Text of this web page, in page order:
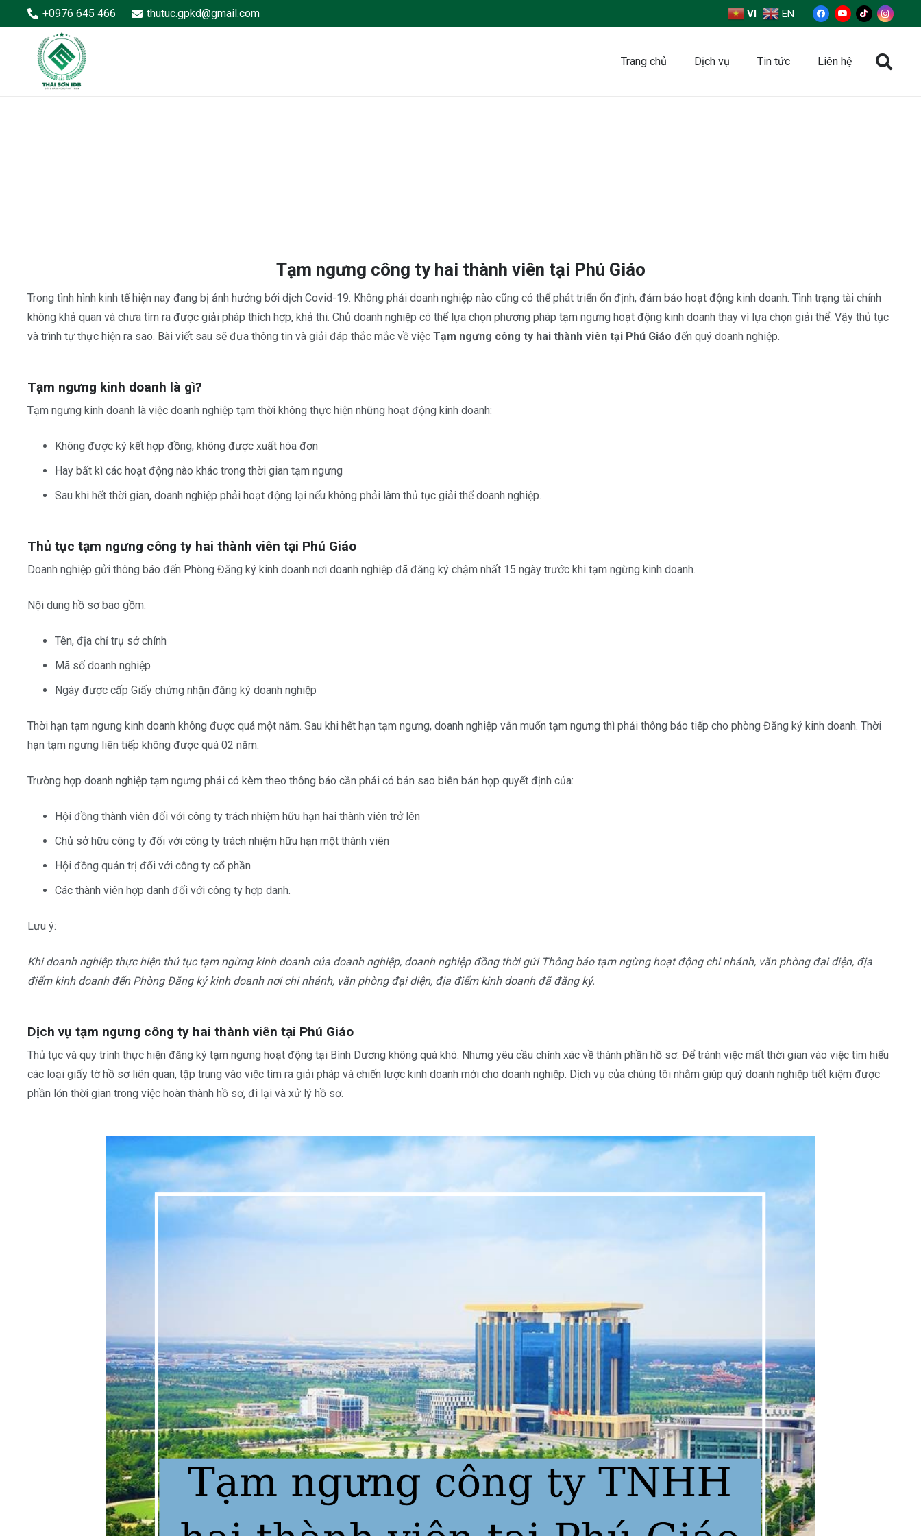
+0976 645 466 thutuc.gpkd@gmail.com VI EN
Trang chủ Dịch vụ Tin tức Liên hệ
Tạm ngưng công ty hai thành viên tại Phú Giáo
Trong tình hình kinh tế hiện nay đang bị ảnh hưởng bởi dịch Covid-19. Không phải doanh nghiệp nào cũng có thể phát triển ổn định, đảm bảo hoạt động kinh doanh. Tình trạng tài chính
không khả quan và chưa tìm ra được giải pháp thích hợp, khả thi. Chủ doanh nghiệp có thể lựa chọn phương pháp tạm ngưng hoạt động kinh doanh thay vì lựa chọn giải thể. Vậy thủ tục
và trình tự thực hiện ra sao. Bài viết sau sẽ đưa thông tin và giải đáp thắc mắc về việc Tạm ngưng công ty hai thành viên tại Phú Giáo đến quý doanh nghiệp.
Tạm ngưng kinh doanh là gì?
Tạm ngưng kinh doanh là việc doanh nghiệp tạm thời không thực hiện những hoạt động kinh doanh:
Không được ký kết hợp đồng, không được xuất hóa đơn
Hay bất kì các hoạt động nào khác trong thời gian tạm ngưng
Sau khi hết thời gian, doanh nghiệp phải hoạt động lại nếu không phải làm thủ tục giải thể doanh nghiệp.
Thủ tục tạm ngưng công ty hai thành viên tại Phú Giáo
Doanh nghiệp gửi thông báo đến Phòng Đăng ký kinh doanh nơi doanh nghiệp đã đăng ký chậm nhất 15 ngày trước khi tạm ngừng kinh doanh.
Nội dung hồ sơ bao gồm:
Tên, địa chỉ trụ sở chính
Mã số doanh nghiệp
Ngày được cấp Giấy chứng nhận đăng ký doanh nghiệp
Thời hạn tạm ngưng kinh doanh không được quá một năm. Sau khi hết hạn tạm ngưng, doanh nghiệp vẫn muốn tạm ngưng thì phải thông báo tiếp cho phòng Đăng ký kinh doanh. Thời
hạn tạm ngưng liên tiếp không được quá 02 năm.
Trường hợp doanh nghiệp tạm ngưng phải có kèm theo thông báo cần phải có bản sao biên bản họp quyết định của:
Hội đồng thành viên đối với công ty trách nhiệm hữu hạn hai thành viên trở lên
Chủ sở hữu công ty đối với công ty trách nhiệm hữu hạn một thành viên
Hội đồng quản trị đối với công ty cổ phần
Các thành viên hợp danh đối với công ty hợp danh.
Lưu ý:
Khi doanh nghiệp thực hiện thủ tục tạm ngừng kinh doanh của doanh nghiệp, doanh nghiệp đồng thời gửi Thông báo tạm ngừng hoạt động chi nhánh, văn phòng đại diện, địa
điểm kinh doanh đến Phòng Đăng ký kinh doanh nơi chi nhánh, văn phòng đại diện, địa điểm kinh doanh đã đăng ký.
Dịch vụ tạm ngưng công ty hai thành viên tại Phú Giáo
Thủ tục và quy trình thực hiện đăng ký tạm ngưng hoạt động tại Bình Dương không quá khó. Nhưng yêu cầu chính xác về thành phần hồ sơ. Để tránh việc mất thời gian vào việc tìm hiểu
các loại giấy tờ hồ sơ liên quan, tập trung vào việc tìm ra giải pháp và chiến lược kinh doanh mới cho doanh nghiệp. Dịch vụ của chúng tôi nhằm giúp quý doanh nghiệp tiết kiệm được
phần lớn thời gian trong việc hoàn thành hồ sơ, đi lại và xử lý hồ sơ.